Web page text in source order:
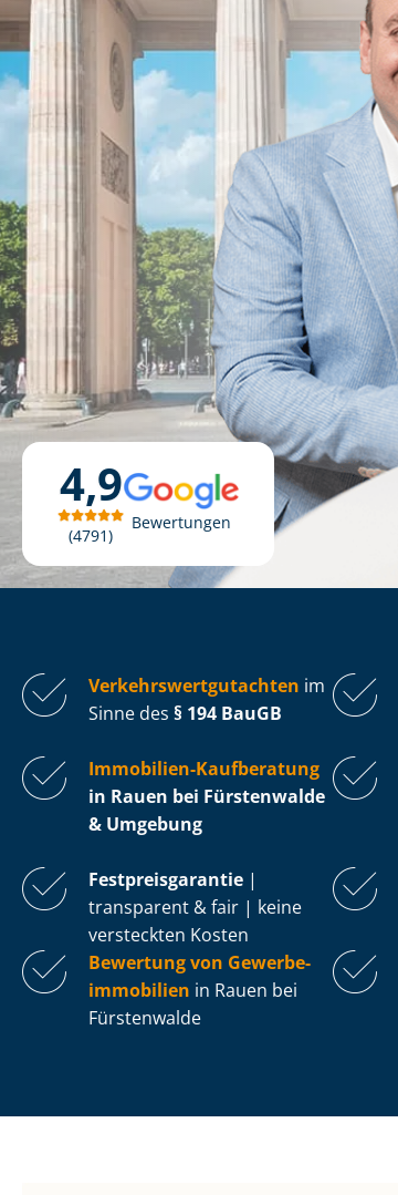
4,9
4791
Bewertungen
Ver­kehrs­wert­gut­ach­ten im
Sinne des § 194 BauGB
Immobilien-Kaufberatung
in Rauen bei Fürstenwalde
& Umgebung
Fest­preis­ga­ran­tie |
transparent & fair | keine
versteckten Kosten
Bewertung von Ge­wer­be­
im­mo­bi­li­en in Rauen bei
Fürstenwalde